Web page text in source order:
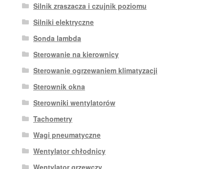
Silnik zraszacza i czujnik poziomu
Silniki elektryczne
Sonda lambda
Sterowanie na kierownicy
Sterowanie ogrzewaniem klimatyzacji
Sterownik okna
Sterowniki wentylatorów
Tachometry
Wagi pneumatyczne
Wentylator chłodnicy
Wentylator grzewczy